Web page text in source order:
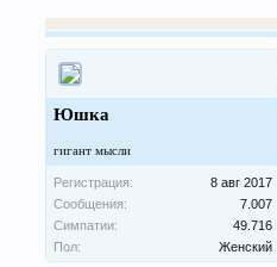
Юшка
гигант мысли
Регистрация:
8 авг 2017
Сообщения:
7.007
Симпатии:
49.716
Пол:
Женский